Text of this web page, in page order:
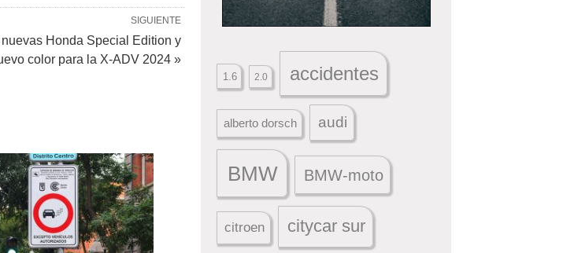
SIGUIENTE
nuevas Honda Special Edition y
color para la X-ADV 2024 »
1.6 2.0 accidentes
alberto dorsch audi
BMW BMW-moto
citroen citycar sur